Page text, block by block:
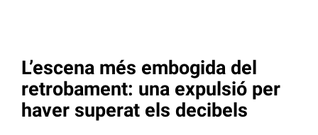
L’escena més embogida del
retrobament: una expulsió per
haver superat els decibels